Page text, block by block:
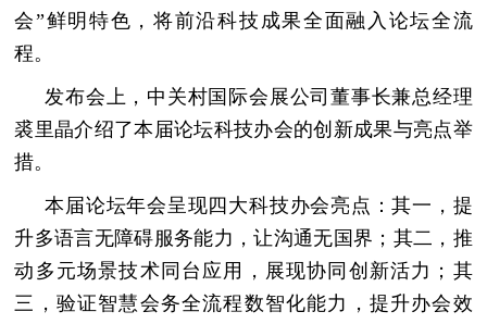
会”鲜明特色，将前沿科技成果全面融入论坛全流
程。
发布会上，中关村国际会展公司董事长兼总经理
裘里晶介绍了本届论坛科技办会的创新成果与亮点举
措。
本届论坛年会呈现四大科技办会亮点：其一，提
升多语言无障碍服务能力，让沟通无国界；其二，推
动多元场景技术同台应用，展现协同创新活力；其
三，验证智慧会务全流程数智化能力，提升办会效